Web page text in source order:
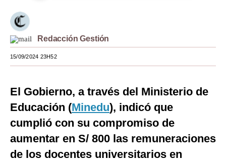
Viajes
Moda
Estilos
Mundo
EEUU
México
España
Redacción Gestión
15/09/2024 23H52
El Gobierno, a través del Ministerio de
Educación (Minedu), indicó que
cumplió con su compromiso de
aumentar en S/ 800 las remuneraciones
de los docentes universitarios en